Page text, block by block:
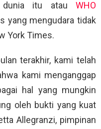
dunia itu atau WHO
yang mengudara tidak
York Times.
terakhir, kami telah
kami menganggap
hal yang mungkin
oleh bukti yang kuat
Allegranzi, pimpinan